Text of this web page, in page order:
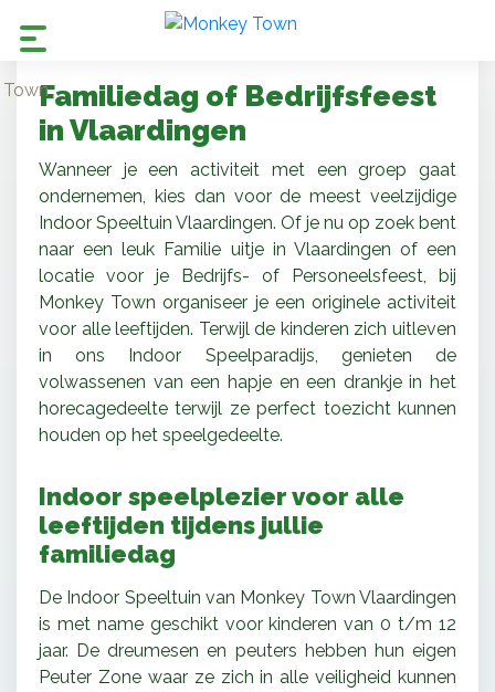
Familiedag of Bedrijfsfeest
in Vlaardingen
Wanneer je een activiteit met een groep gaat
ondernemen, kies dan voor de meest veelzijdige
Indoor Speeltuin Vlaardingen. Of je nu op zoek bent
naar een leuk Familie uitje in Vlaardingen of een
locatie voor je Bedrijfs- of Personeelsfeest, bij
Monkey Town organiseer je een originele activiteit
voor alle leeftijden. Terwijl de kinderen zich uitleven
in ons Indoor Speelparadijs, genieten de
volwassenen van een hapje en een drankje in het
horecagedeelte terwijl ze perfect toezicht kunnen
houden op het speelgedeelte.
Indoor speelplezier voor alle
leeftijden tijdens jullie
familiedag
De Indoor Speeltuin van Monkey Town Vlaardingen
is met name geschikt voor kinderen van 0 t/m 12
jaar. De dreumesen en peuters hebben hun eigen
Peuter Zone waar ze zich in alle veiligheid kunnen